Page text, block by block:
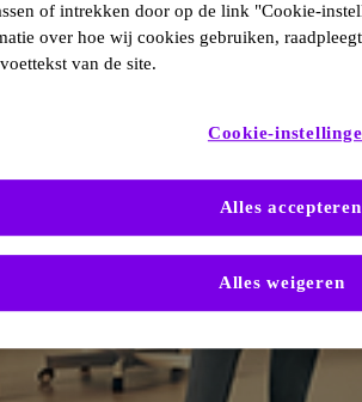
of intrekken door op de link "Cookie-
over hoe wij cookies gebruiken,
van de site.
Cookie-
Alles weigeren
Alles accepteren